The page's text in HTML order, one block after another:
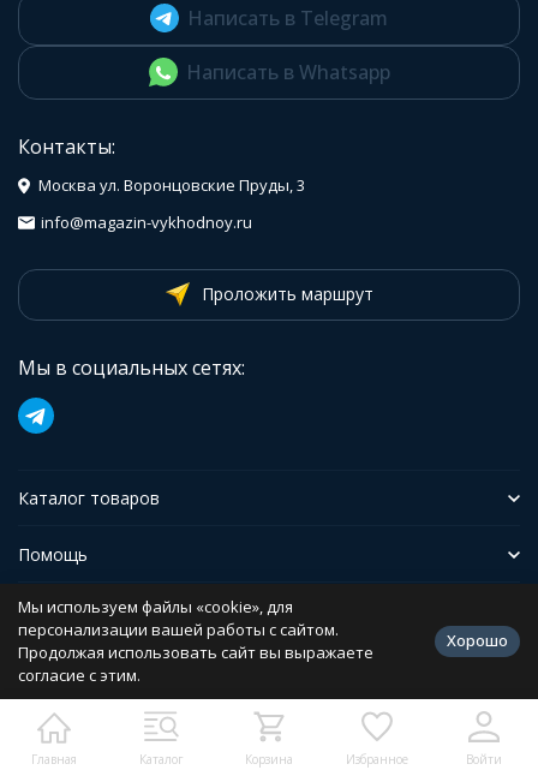
Главная Каталог Корзина Избранное Войти
Написать в Telegram
Написать в Whatsapp
Контакты:
Москва ул. Воронцовские Пруды, 3
info@magazin-vykhodnoy.ru
Проложить маршрут
Мы в социальных сетях:
Каталог товаров
Помощь
Иформация
Политика персональных данных
Разработано в
bodysite.ru
Мы используем файлы «cookie», для
персонализации вашей работы с сайтом.
Продолжая использовать сайт вы выражаете
согласие с этим.
Хорошо